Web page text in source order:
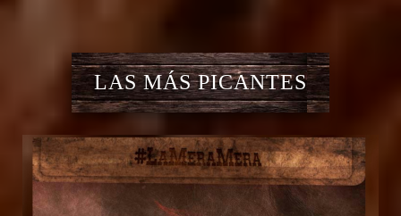
LAS MÁS PICANTES